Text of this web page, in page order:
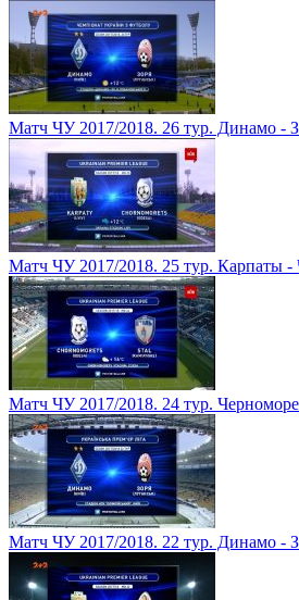
Матч ЧУ 2017/2018. 26 тур. Динамо -
Матч ЧУ 2017/2018. 25 тур. Карпаты -
Матч ЧУ 2017/2018. 24 тур.
Матч ЧУ 2017/2018. 22 тур. Динамо -